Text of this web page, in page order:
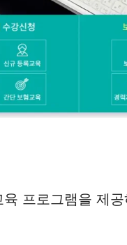
프로그램을 제